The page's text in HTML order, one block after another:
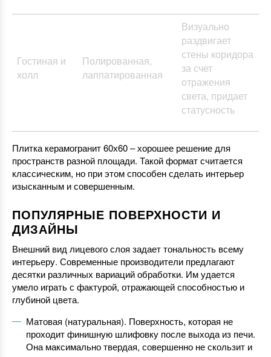
Гостиная и
холл
Полированная,
лаппатированная
Визуально
раздвигает
стены коридора
за счет
отражения
света, придает
статусность
Плитка керамогранит 60х60 – хорошее решение для
пространств разной площади. Такой формат считается
классическим, но при этом способен сделать интерьер
изысканным и совершенным.
ПОПУЛЯРНЫЕ ПОВЕРХНОСТИ И
ДИЗАЙНЫ
Внешний вид лицевого слоя задает тональность всему
интерьеру. Современные производители предлагают
десятки различных вариаций обработки. Им удается
умело играть с фактурой, отражающей способностью и
глубиной цвета.
Матовая (натуральная). Поверхность, которая не
проходит финишную шлифовку после выхода из печи.
Она максимально твердая, совершенно не скользит и